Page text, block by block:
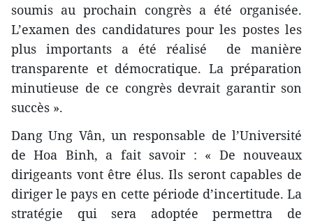
soumis au prochain congrès a été organisée.
L’examen des candidatures pour les postes les
plus importants a été réalisé de manière
transparente et démocratique. La préparation
minutieuse de ce congrès devrait garantir son
succès ».
Dang Ung Vân, un responsable de l’Université
de Hoa Binh, a fait savoir : « De nouveaux
dirigeants vont être élus. Ils seront capables de
diriger le pays en cette période d’incertitude. La
stratégie qui sera adoptée permettra de